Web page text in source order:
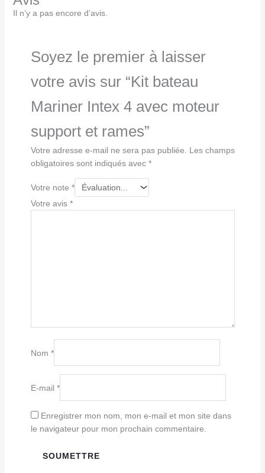
Il n’y a pas encore d’avis.
Soyez le premier à laisser
votre avis sur “Kit bateau
Mariner Intex 4 avec moteur
support et rames”
Votre adresse e-mail ne sera pas publiée. Les champs
obligatoires sont indiqués avec *
Votre note *
Votre avis *
Nom *
E-mail *
Enregistrer mon nom, mon e-mail et mon site dans
le navigateur pour mon prochain commentaire.